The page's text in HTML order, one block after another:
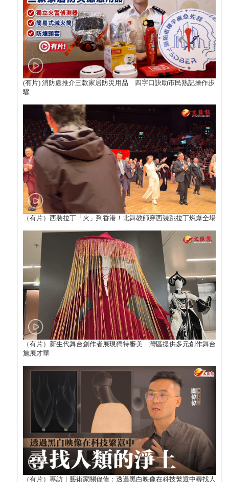
(有片) 消防處推介三款家居防災用品 四字口訣助市民熟記操作步
驟
（有片）西裝拉丁「火」到香港！北舞教師穿西裝跳拉丁燃爆全場
（有片）新生代舞台創作者展現獨特審美 灣區提供多元創作舞台
施展才華
（有片）專訪｜藝術家關偉偉：透過黑白映像在科技繁囂中尋找人